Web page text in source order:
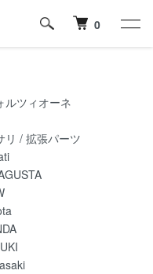
0
ルツィオーネ
リ / 拡張パーツ